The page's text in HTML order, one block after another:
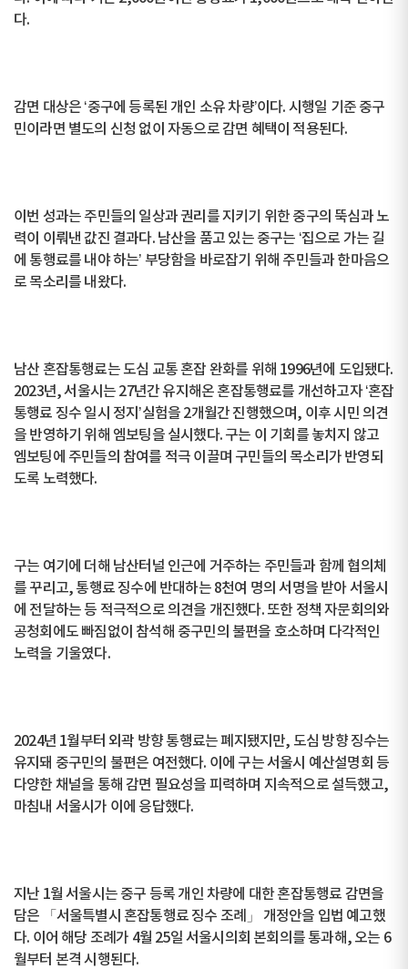
다.
감면 대상은 ‘중구에 등록된 개인 소유 차량’이다. 시행일 기준 중구
민이라면 별도의 신청 없이 자동으로 감면 혜택이 적용된다.
이번 성과는 주민들의 일상과 권리를 지키기 위한 중구의 뚝심과 노
력이 이뤄낸 값진 결과다. 남산을 품고 있는 중구는 ‘집으로 가는 길
에 통행료를 내야 하는’ 부당함을 바로잡기 위해 주민들과 한마음으
로 목소리를 내왔다.
남산 혼잡통행료는 도심 교통 혼잡 완화를 위해 1996년에 도입됐다.
2023년, 서울시는 27년간 유지해온 혼잡통행료를 개선하고자 ‘혼잡
통행료 징수 일시 정지’실험을 2개월간 진행했으며, 이후 시민 의견
을 반영하기 위해 엠보팅을 실시했다. 구는 이 기회를 놓치지 않고
엠보팅에 주민들의 참여를 적극 이끌며 구민들의 목소리가 반영되
도록 노력했다.
구는 여기에 더해 남산터널 인근에 거주하는 주민들과 함께 협의체
를 꾸리고, 통행료 징수에 반대하는 8천여 명의 서명을 받아 서울시
에 전달하는 등 적극적으로 의견을 개진했다. 또한 정책 자문회의와
공청회에도 빠짐없이 참석해 중구민의 불편을 호소하며 다각적인
노력을 기울였다.
2024년 1월부터 외곽 방향 통행료는 폐지됐지만, 도심 방향 징수는
유지돼 중구민의 불편은 여전했다. 이에 구는 서울시 예산설명회 등
다양한 채널을 통해 감면 필요성을 피력하며 지속적으로 설득했고,
마침내 서울시가 이에 응답했다.
지난 1월 서울시는 중구 등록 개인 차량에 대한 혼잡통행료 감면을
담은 「서울특별시 혼잡통행료 징수 조례」 개정안을 입법 예고했
다. 이어 해당 조례가 4월 25일 서울시의회 본회의를 통과해, 오는 6
월부터 본격 시행된다.